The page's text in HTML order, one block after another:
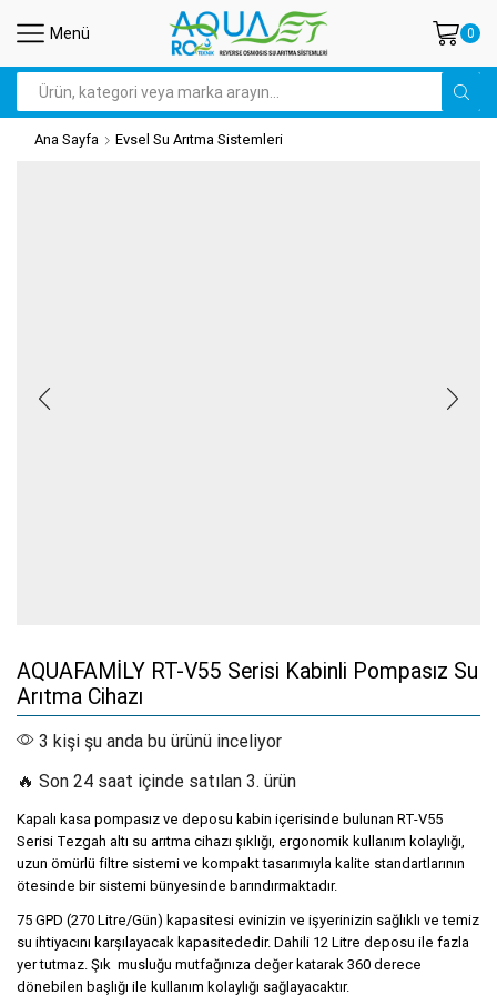
Menü 0
Search
input
Ana Sayfa Evsel Su Arıtma Sistemleri
AQUAFAMİLY RT-V55 Serisi Kabinli Pompasız Su
Arıtma Cihazı
3 kişi şu anda bu ürünü inceliyor
🔥 Son 24 saat içinde satılan 3. ürün
Kapalı kasa pompasız ve deposu kabin içerisinde bulunan RT-V55
Serisi Tezgah altı su arıtma cihazı şıklığı, ergonomik kullanım kolaylığı,
uzun ömürlü filtre sistemi ve kompakt tasarımıyla kalite standartlarının
ötesinde bir sistemi bünyesinde barındırmaktadır.
75 GPD (270 Litre/Gün) kapasitesi evinizin ve işyerinizin sağlıklı ve temiz
su ihtiyacını karşılayacak kapasitededir. Dahili 12 Litre deposu ile fazla
yer tutmaz. Şık musluğu mutfağınıza değer katarak 360 derece
dönebilen başlığı ile kullanım kolaylığı sağlayacaktır.